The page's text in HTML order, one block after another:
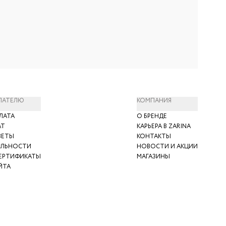
КОМПАНИЯ
О БРЕНДЕ
КАРЬЕРА В ZARINA
КОНТАКТЫ
НОВОСТИ И АКЦИИ
МАГАЗИНЫ